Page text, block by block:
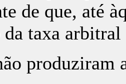
de que, até
taxa arbitral
produziram